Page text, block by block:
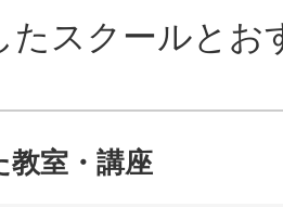
たスクールとお
教室・講座